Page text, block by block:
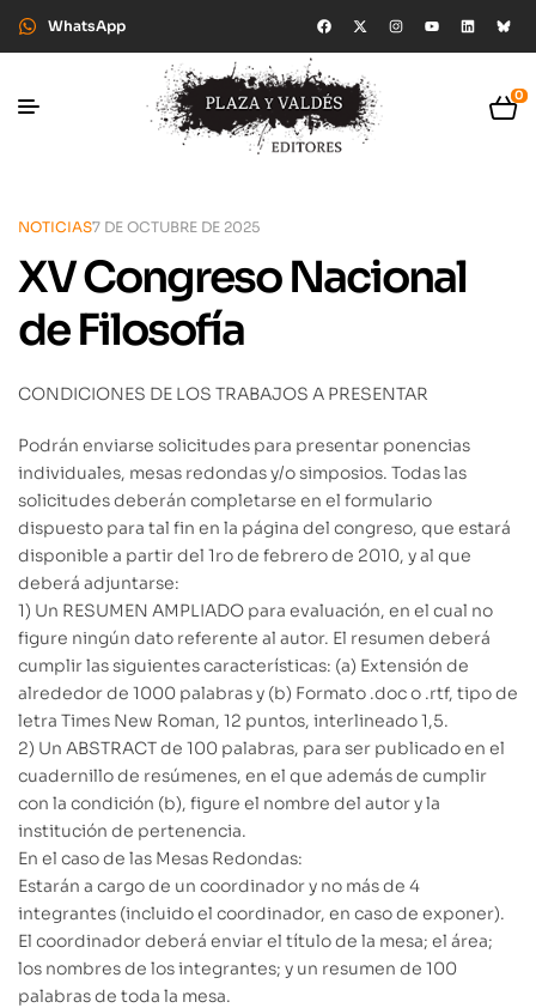
WhatsApp
0
NOTICIAS7 DE OCTUBRE DE 2025
XV Congreso Nacional
de Filosofía
CONDICIONES DE LOS TRABAJOS A PRESENTAR
Podrán enviarse solicitudes para presentar ponencias
individuales, mesas redondas y/o simposios. Todas las
solicitudes deberán completarse en el formulario
dispuesto para tal fin en la página del congreso, que estará
disponible a partir del 1ro de febrero de 2010, y al que
deberá adjuntarse:
1) Un RESUMEN AMPLIADO para evaluación, en el cual no
figure ningún dato referente al autor. El resumen deberá
cumplir las siguientes características: (a) Extensión de
alrededor de 1000 palabras y (b) Formato .doc o .rtf, tipo de
letra Times New Roman, 12 puntos, interlineado 1,5.
2) Un ABSTRACT de 100 palabras, para ser publicado en el
cuadernillo de resúmenes, en el que además de cumplir
con la condición (b), figure el nombre del autor y la
institución de pertenencia.
En el caso de las Mesas Redondas:
Estarán a cargo de un coordinador y no más de 4
integrantes (incluido el coordinador, en caso de exponer).
El coordinador deberá enviar el título de la mesa; el área;
los nombres de los integrantes; y un resumen de 100
palabras de toda la mesa.